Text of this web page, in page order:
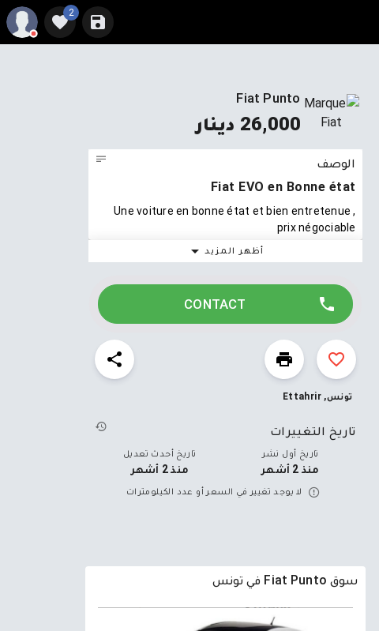
2
Fiat Punto
26,000 دينار
الوصف
Fiat EVO en Bonne état
Une voiture en bonne état et bien entretenue ,
prix négociable
أظهر المزيد
CONTACT
تونس, Ettahrir
تاريخ التغييرات
تاريخ أول نشر
منذ 2 أشهر
تاريخ أحدث تعديل
منذ 2 أشهر
لا يوجد تغيير في السعر أو عدد الكيلومترات
سوق Fiat Punto في تونس